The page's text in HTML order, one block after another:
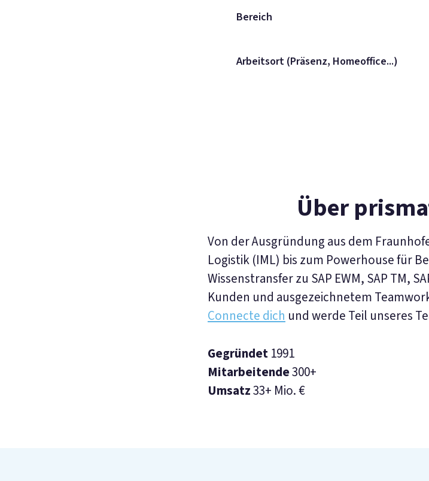
Bereich
Arbeitsort (Präsenz, Homeoffice...)
Über
Von der Ausgründung aus dem
Logistik (IML) bis zum Powerhouse für
Wissenstransfer zu SAP EWM, SAP TM,
Kunden und ausgezeichnetem
Connecte dich und werde Teil unseres
Gegründet 1991
Mitarbeitende300+
Umsatz33+ Mio. €